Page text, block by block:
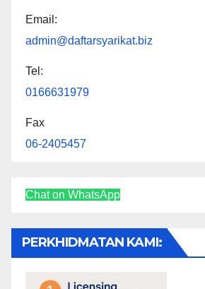
Email:
admin@daftarsyarikat.biz
Tel:
0166631979
Fax
06-2405457
Chat on WhatsApp
PERKHIDMATAN KAMI: